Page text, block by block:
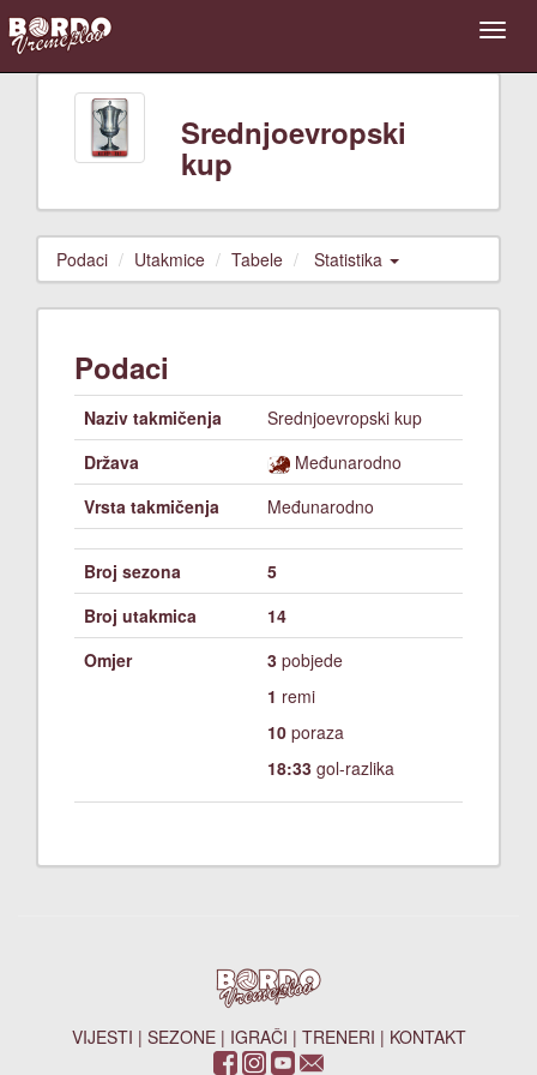
Srednjoevropski
kup
Podaci Utakmice Tabele Statistika
Podaci
Naziv takmičenja
Srednjoevropski kup
Država
Međunarodno
Vrsta takmičenja
Međunarodno
Broj sezona
5
Broj utakmica
14
Omjer
3 pobjede
1 remi
10 poraza
18:33 gol-razlika
VIJESTI | SEZONE| IGRAČI | TRENERI | KONTAKT